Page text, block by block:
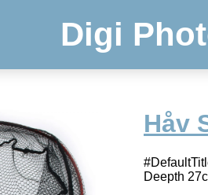
Digi
Håv
Deepth